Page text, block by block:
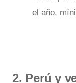
el año,
2. Perú y